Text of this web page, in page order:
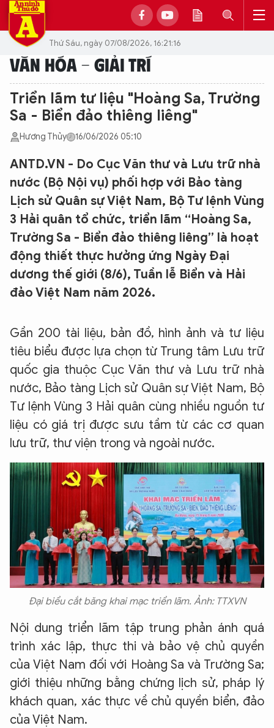
Thứ Sáu, ngày 07/08/2026, 16:21:16
VĂN HÓA - GIẢI TRÍ
Triển lãm tư liệu "Hoàng Sa, Trường
Sa - Biển đảo thiêng liêng"
Hương Thủy 16/06/2026 05:10
ANTD.VN - Do Cục Văn thư và Lưu trữ nhà
nước (Bộ Nội vụ) phối hợp với Bảo tàng
Lịch sử Quân sự Việt Nam, Bộ Tư lệnh Vùng
3 Hải quân tổ chức, triển lãm “Hoàng Sa,
Trường Sa - Biển đảo thiêng liêng” là hoạt
động thiết thực hưởng ứng Ngày Đại
dương thế giới (8/6), Tuần lễ Biển và Hải
đảo Việt Nam năm 2026.
Gần 200 tài liệu, bản đồ, hình ảnh và tư liệu
tiêu biểu được lựa chọn từ Trung tâm Lưu trữ
quốc gia thuộc Cục Văn thư và Lưu trữ nhà
nước, Bảo tàng Lịch sử Quân sự Việt Nam, Bộ
Tư lệnh Vùng 3 Hải quân cùng nhiều nguồn tư
liệu có giá trị được sưu tầm từ các cơ quan
lưu trữ, thư viện trong và ngoài nước.
Đại biểu cắt băng khai mạc triển lãm. Ảnh: TTXVN
Nội dung triển lãm tập trung phản ánh quá
trình xác lập, thực thi và bảo vệ chủ quyền
của Việt Nam đối với Hoàng Sa và Trường Sa;
giới thiệu những bằng chứng lịch sử, pháp lý
khách quan, xác thực về chủ quyền biển, đảo
của Việt Nam.